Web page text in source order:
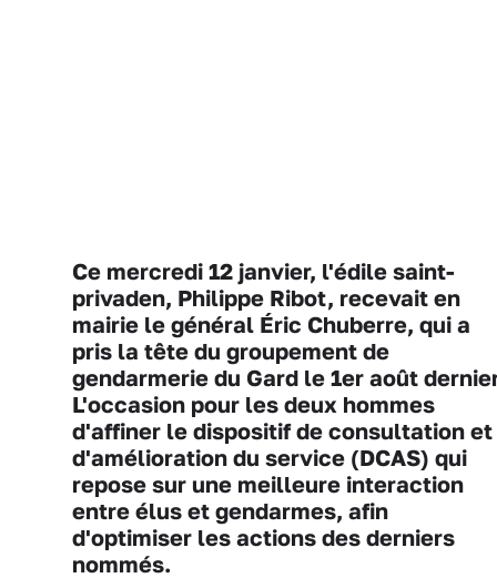
Ce mercredi 12 janvier, l'édile saint-
privaden, Philippe Ribot, recevait en
mairie le général Éric Chuberre, qui a
pris la tête du groupement de
gendarmerie du Gard le 1er août
L'occasion pour les deux hommes
d'affiner le dispositif de consultation et
d'amélioration du service (DCAS) qui
repose sur une meilleure interaction
entre élus et gendarmes, afin
d'optimiser les actions des derniers
nommés.